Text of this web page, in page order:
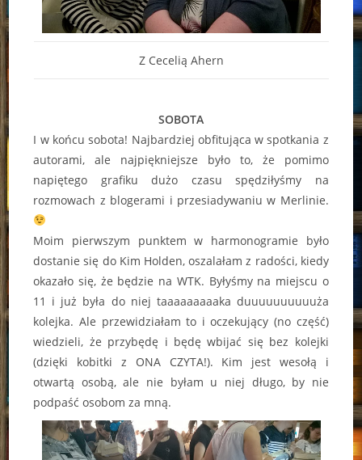
Z Cecelią Ahern
SOBOTA
I w końcu sobota! Najbardziej obfitująca w spotkania z
autorami, ale najpiękniejsze było to, że pomimo
napiętego grafiku dużo czasu spędziłyśmy na
rozmowach z blogerami i przesiadywaniu w Merlinie.
Moim pierwszym punktem w harmonogramie było
dostanie się do Kim Holden, oszalałam z radości, kiedy
okazało się, że będzie na WTK. Byłyśmy na miejscu o
11 i już była do niej taaaaaaaaaka duuuuuuuuuuża
kolejka. Ale przewidziałam to i oczekujący (no część)
wiedzieli, że przybędę i będę wbijać się bez kolejki
(dzięki kobitki z ONA CZYTA!). Kim jest wesołą i
otwartą osobą, ale nie byłam u niej długo, by nie
podpaść osobom za mną.